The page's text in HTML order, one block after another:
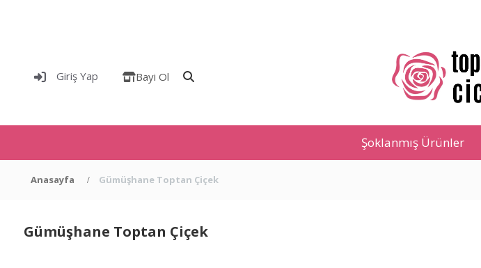
Giriş Yap Bayi Ol
Şoklanmış Ürünler
Anasayfa Gümüşhane Toptan Çiçek
Gümüşhane Toptan Çiçek